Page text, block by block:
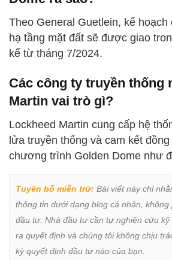
Theo General Guetlein, kế hoạch
hạ tầng mặt đất sẽ được giao
kể từ tháng 7/2024.
Các công ty truyền thống
Martin vai trò gì?
Lockheed Martin cung cấp hệ
lửa truyền thống và cam kết
chương trình Golden Dome như
Tuyên bố miễn trừ: Bài viết này chỉ
thông tin dưới dạng blog cá nhân, không
đầu tư. Nhà đầu tư cần tự nghiên cứu
ra quyết định và chúng tôi không chịu
kỳ quyết định đầu tư nào của bạn.